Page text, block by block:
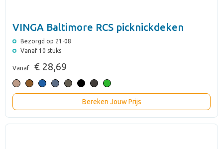
VINGA Baltimore RCS picknickdeken
Bezorgd op 21-08
Vanaf 10 stuks
Vanaf € 28,69
Bereken Jouw Prijs